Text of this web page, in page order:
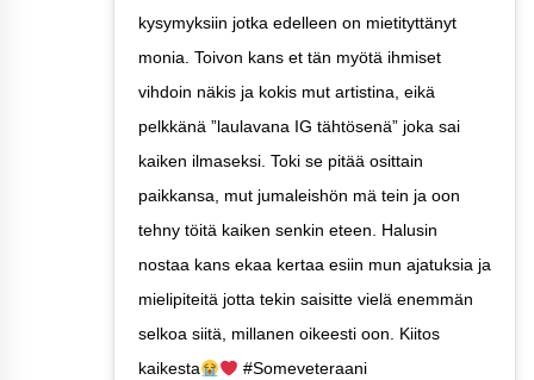
kysymyksiin jotka edelleen on mietityttänyt
monia. Toivon kans et tän myötä ihmiset
vihdoin näkis ja kokis mut artistina, eikä
pelkkänä ”laulavana IG tähtösenä” joka sai
kaiken ilmaseksi. Toki se pitää osittain
paikkansa, mut jumaleishön mä tein ja oon
tehny töitä kaiken senkin eteen. Halusin
nostaa kans ekaa kertaa esiin mun ajatuksia ja
mielipiteitä jotta tekin saisitte vielä enemmän
selkoa siitä, millanen oikeesti oon. Kiitos
kaikesta
#Someveteraani